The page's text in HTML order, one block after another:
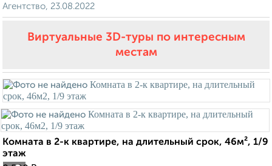
Агентство, 23.08.2022
Виртуальные 3D-туры по интересным
местам
Комната в 2-к квартире, на длительный срок, 46м², 1/9
этаж